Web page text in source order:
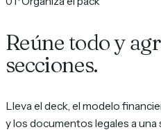
Reúne todo y
secciones.
Lleva el deck, el modelo
y los documentos legales a una